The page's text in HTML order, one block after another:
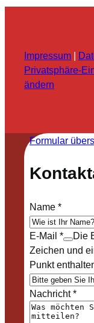
Impressum |
Privatsphäre-
ändern
Formular
Name*
E-Mail *
Die
Zeichen und
Punkt
Nachricht*